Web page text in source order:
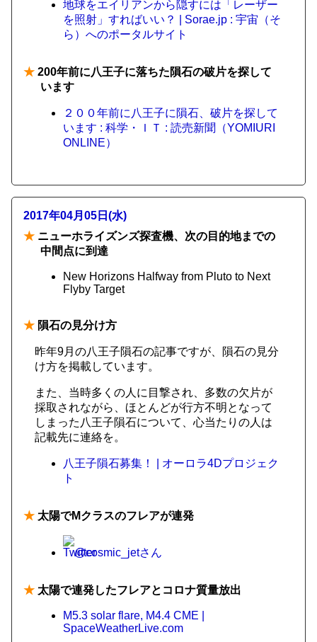
地球をエイリアンから隠すには「レーザー
を照射」すればいい？ | Sorae.jp : 宇宙（そ
ら）へのポータルサイト
★ 200年前に八王子に落ちた隕石の破片を探して
います
２００年前に八王子に隕石、破片を探して
います : 科学・ＩＴ : 読売新聞（YOMIURI
ONLINE）
2017年04月05日(水)
★ ニューホライズンズ探査機、次の目的地までの
中間点に到達
New Horizons Halfway from Pluto to Next
Flyby Target
★ 隕石の見分け方
昨年9月の八王子隕石の記事ですが、隕石の見分
け方を掲載しています。
また、当時多くの人に目撃され、多数の欠片が
採取されながら、ほとんどが行方不明となって
しまった八王子隕石について、心当たりの人は
記載先に連絡を。
八王子隕石募集！ | オーロラ4Dプロジェク
ト
★ 太陽でMクラスのフレアが連発
@cosmic_jetさん
★ 太陽で連発したフレアとコロナ質量放出
M5.3 solar flare, M4.4 CME |
SpaceWeatherLive.com